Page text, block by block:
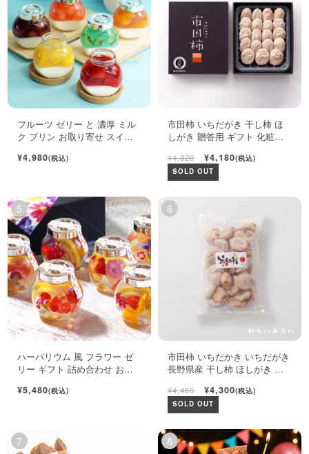
フルーツ ゼリー と 濃厚 ミル
ク プリン お取り寄せ スイー
¥4,980(税込)
市田柿 いちだがき 干し柿 ほ
しがき 贈答用 ギフト 化粧箱
¥4,320 ¥4,180(税込)
SOLD OUT
ハーバリウム 風 フラワー ゼ
リー ギフト 詰め合わせ おし
¥5,480(税込)
市田柿 いちだかき いちだがき
長野県産 干し柿 ほしがき い
¥4,480 ¥4,300(税込)
SOLD OUT